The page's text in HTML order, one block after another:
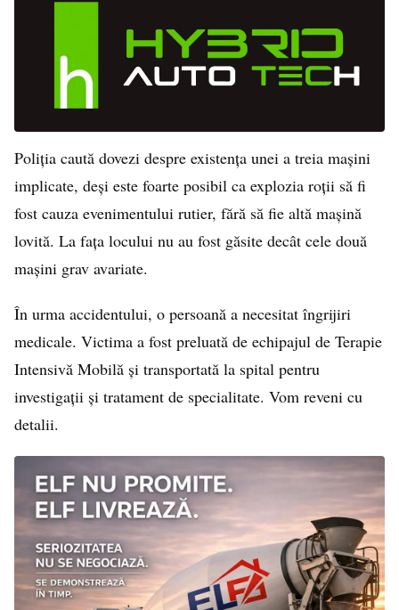
Poliția caută dovezi despre existența unei a treia mașini
implicate, deși este foarte posibil ca explozia roții să fi
fost cauza evenimentului rutier, fără să fie altă mașină
lovită. La fața locului nu au fost găsite decât cele două
mașini grav avariate.
În urma accidentului, o persoană a necesitat îngrijiri
medicale. Victima a fost preluată de echipajul de Terapie
Intensivă Mobilă și transportată la spital pentru
investigații și tratament de specialitate. Vom reveni cu
detalii.